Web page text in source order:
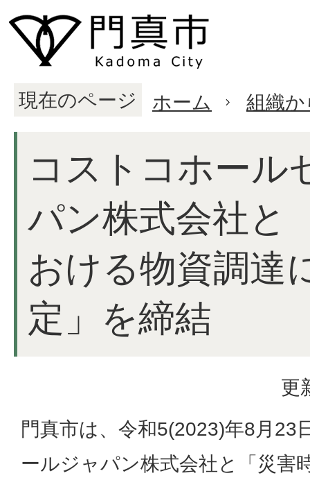
現在のページ ホーム 組織
コストコホール
パン株式会社と
おける物資調達
定」を締結
更
門真市は、令和5(2023)年8月23
ールジャパン株式会社と「災害